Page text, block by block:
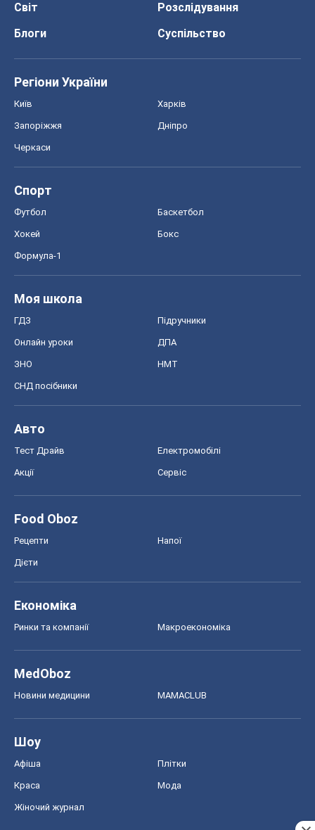
Світ
Розслідування
Блоги
Суспільство
Регіони України
Київ Харків
Запоріжжя Дніпро
Черкаси
Спорт
Футбол Баскетбол
Хокей Бокс
Формула-1
Моя школа
ГДЗ Підручники
Онлайн уроки ДПА
ЗНО НМТ
СНД посібники
Авто
Тест Драйв Електромобілі
Акції Сервіс
Food Oboz
Рецепти Напої
Дієти
Економіка
Ринки та компанії Макроекономіка
MedOboz
Новини медицини MAMACLUB
Шоу
Афіша Плітки
Краса Мода
Жіночий журнал